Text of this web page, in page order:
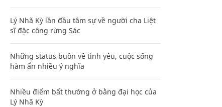
Lý Nhã Kỳ lần đầu tâm sự về người cha Liệt
sĩ đặc công rừng Sác
Những status buồn về tình yêu, cuộc sống
hàm ẩn nhiều ý nghĩa
Nhiều điểm bất thường ở bằng đại học của
Lý Nhã Kỳ